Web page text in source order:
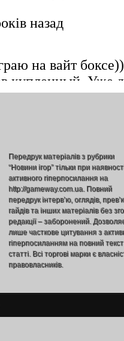
Передрук матеріалів з рубрики
“Новини ігор” тільки при
активного гіперпосилання на
http://gameway.com.ua. Повний
передрук інтерв’ю, оглядів,
гайдів та інших матеріалів без
редакції – заборонений.
лише часткове цитування з
гіперпосиланням на повний текст
статті. Всі торгові марки є
правовласників.